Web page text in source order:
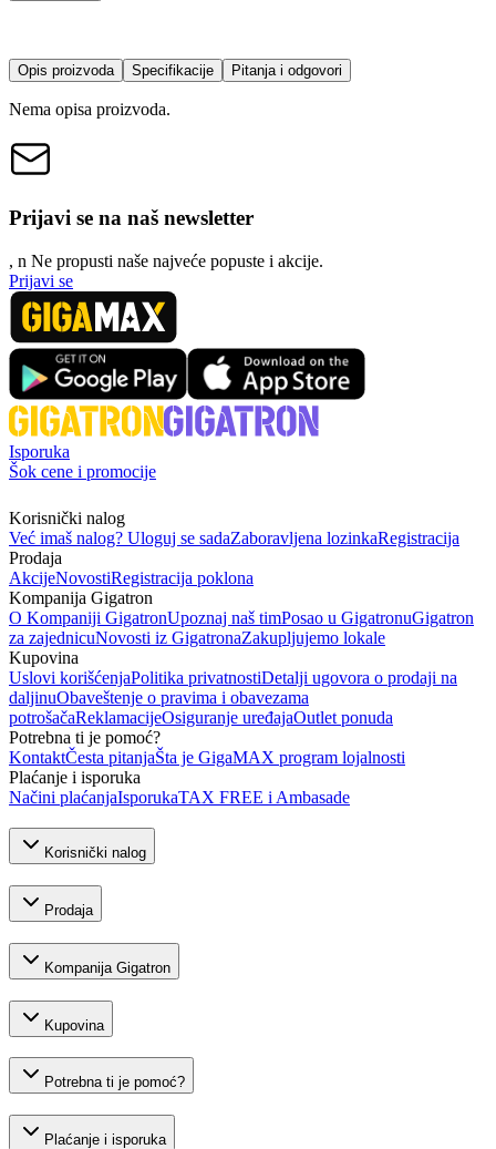
Opis proizvoda Specifikacije Pitanja i odgovori
Nema opisa proizvoda.
Prijavi se na naš newsletter
, n Ne propusti naše najveće popuste i akcije.
Prijavi se
Isporuka
Šok cene i promocije
Korisnički nalog
Već imaš nalog? Uloguj se sadaZaboravljena lozinkaRegistracija
Prodaja
AkcijeNovostiRegistracija poklona
Kompanija Gigatron
O Kompaniji GigatronUpoznaj naš timPosao u GigatronuGigatron
za zajednicuNovosti iz GigatronaZakupljujemo lokale
Kupovina
Uslovi korišćenjaPolitika privatnostiDetalji ugovora o prodaji na
daljinuObaveštenje o pravima i obavezama
potrošačaReklamacijeOsiguranje uređajaOutlet ponuda
Potrebna ti je pomoć?
KontaktČesta pitanjaŠta je GigaMAX program lojalnosti
Plaćanje i isporuka
Načini plaćanjaIsporukaTAX FREE i Ambasade
Korisnički nalog
Prodaja
Kompanija Gigatron
Kupovina
Potrebna ti je pomoć?
Plaćanje i isporuka